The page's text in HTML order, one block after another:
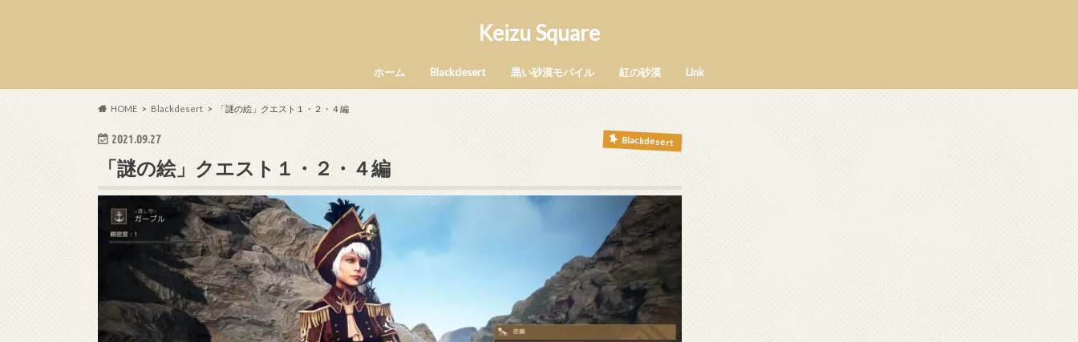
Keizu Square
ホーム Blackdesert 黒い砂漠モバイル 紅の砂漠 Link
HOME Blackdesert 「謎の絵」クエスト１・２・４編
2021.09.27 Blackdesert
「謎の絵」クエスト１・２・４編